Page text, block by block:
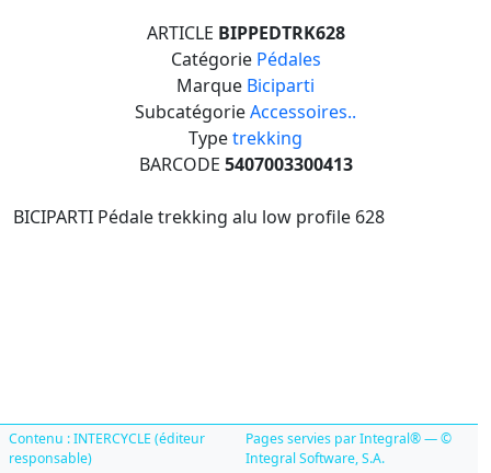
ARTICLE BIPPEDTRK628
Catégorie Pédales
Marque Biciparti
SubcatégorieAccessoires..
Typetrekking
BARCODE 5407003300413
BICIPARTI Pédale trekking alu low profile 628
Contenu : INTERCYCLE (éditeur
responsable)
Pages servies par Integral® — ©
Integral Software, S.A.